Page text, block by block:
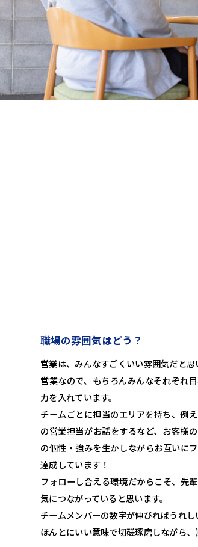
職場の雰囲気はどう？
営業は、みんなすごくいい雰囲気だと
営業なので、もちろんみんなそれぞれ
力を入れています。
チームごとに担当のエリアを持ち、例
の営業担当がお話をするなど、お客様
の個性・強みを生かしながらお互いに
達成しています！
フォローし合える環境だからこそ、先
気につながっていると思います。
チームメンバーの数字が伸びればうれ
ほんとにいい意味で切磋琢磨しながら